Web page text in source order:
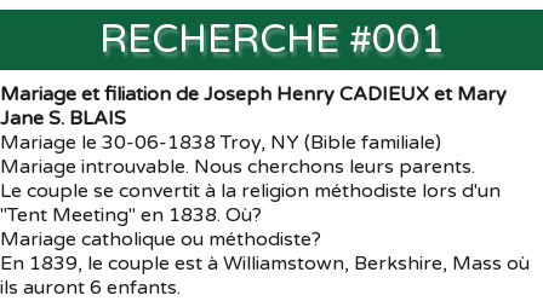
RECHERCHE #001
Mariage et filiation de Joseph Henry CADIEUX et Mary
Jane S. BLAIS
Mariage le 30-06-1838 Troy, NY (Bible familiale)
Mariage introuvable. Nous cherchons leurs parents.
Le couple se convertit à la religion méthodiste lors d'un
"Tent Meeting" en 1838. Où?
Mariage catholique ou méthodiste?
En 1839, le couple est à Williamstown, Berkshire, Mass où
ils auront 6 enfants.